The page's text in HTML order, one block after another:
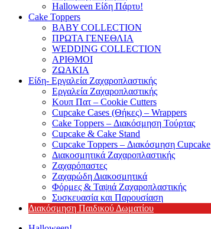
Halloween Είδη Πάρτυ!
Cake Toppers
BABY COLLECTION
ΠΡΩΤΑ ΓΕΝΕΘΛΙΑ
WEDDING COLLECTION
ΑΡΙΘΜΟΙ
ΖΩΑΚΙΑ
Είδη- Εργαλεία Ζαχαροπλαστικής
Εργαλεία Ζαχαροπλαστικής
Κουπ Πατ – Cookie Cutters
Cupcake Cases (Θήκες) – Wrappers
Cake Toppers – Διακόσμηση Τούρτας
Cupcake & Cake Stand
Cupcake Toppers – Διακόσμηση Cupcake
Διακοσμητικά Ζαχαροπλαστικής
Ζαχαρόπαστες
Ζαχαρώδη Διακοσμητικά
Φόρμες & Ταψιά Ζαχαροπλαστικής
Συσκευασία και Παρουσίαση
Διακόσμηση Παιδικού Δωματίου